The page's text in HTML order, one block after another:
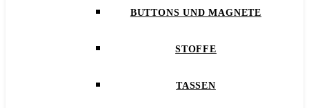
BUTTONS UND MAGNETE
STOFFE
TASSEN